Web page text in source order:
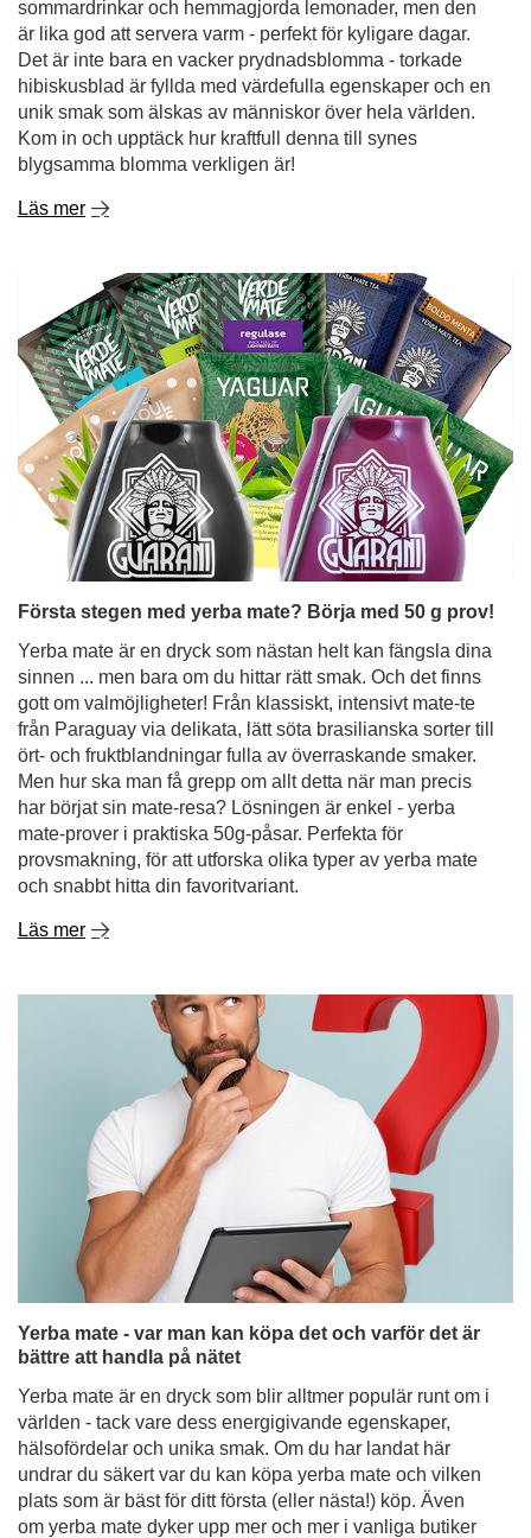
sommardrinkar och hemmagjorda lemonader, men den
är lika god att servera varm - perfekt för kyligare dagar.
Det är inte bara en vacker prydnadsblomma - torkade
hibiskusblad är fyllda med värdefulla egenskaper och en
unik smak som älskas av människor över hela världen.
Kom in och upptäck hur kraftfull denna till synes
blygsamma blomma verkligen är!
Läs mer
Första stegen med yerba mate? Börja med 50 g prov!
Yerba mate är en dryck som nästan helt kan fängsla dina
sinnen ... men bara om du hittar rätt smak. Och det finns
gott om valmöjligheter! Från klassiskt, intensivt mate-te
från Paraguay via delikata, lätt söta brasilianska sorter till
ört- och fruktblandningar fulla av överraskande smaker.
Men hur ska man få grepp om allt detta när man precis
har börjat sin mate-resa? Lösningen är enkel - yerba
mate-prover i praktiska 50g-påsar. Perfekta för
provsmakning, för att utforska olika typer av yerba mate
och snabbt hitta din favoritvariant.
Läs mer
Yerba mate - var man kan köpa det och varför det är
bättre att handla på nätet
Yerba mate är en dryck som blir alltmer populär runt om i
världen - tack vare dess energigivande egenskaper,
hälsofördelar och unika smak. Om du har landat här
undrar du säkert var du kan köpa yerba mate och vilken
plats som är bäst för ditt första (eller nästa!) köp. Även
om yerba mate dyker upp mer och mer i vanliga butiker